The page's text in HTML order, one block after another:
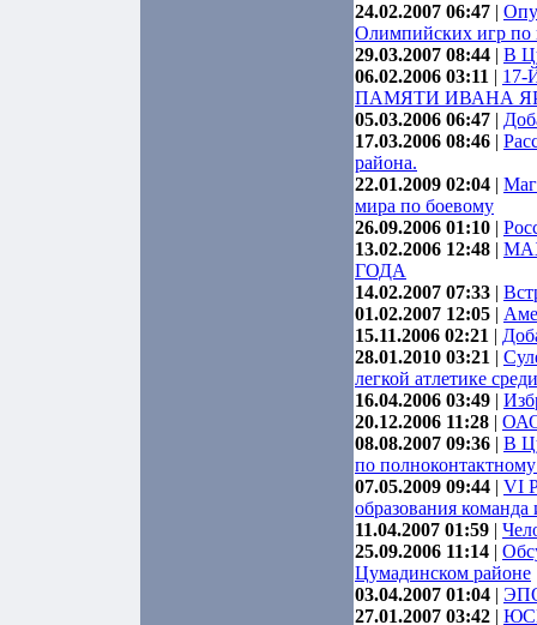
24.02.2007 06:47 |
Олимпийских игр по
29.03.2007 08:44 | В
06.02.2006 03:11 |
ПАМЯТИ ИВАНА
05.03.2006 06:47 |
17.03.2006 08:46 |
района.
22.01.2009 02:04 |
мира по боевому
26.09.2006 01:10 |
13.02.2006 12:48 |
ГОДА
14.02.2007 07:33 |
01.02.2007 12:05 |
15.11.2006 02:21 |
28.01.2010 03:21 |
легкой атлетике
16.04.2006 03:49 |
20.12.2006 11:28 | ОАО
08.08.2007 09:36 | В
по
07.05.2009 09:44 | VI
образования команда
11.04.2007 01:59 |
25.09.2006 11:14 |
Цумадинском районe
03.04.2007 01:04 |
27.01.2007 03:42 | ЮСК